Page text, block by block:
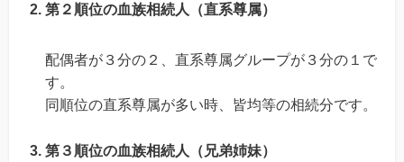
第２順位の血族相続人（直系尊属）
配偶者が３分の２、直系尊属グループが３分の１で
す。
同順位の直系尊属が多い時、皆均等の相続分です。
第３順位の血族相続人（兄弟姉妹）